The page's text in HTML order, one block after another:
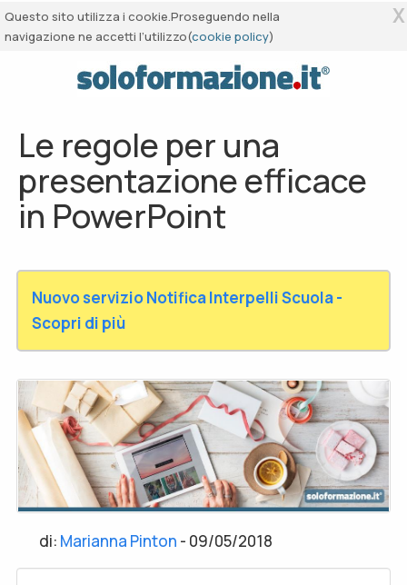
Questo sito utilizza i cookie.Proseguendo nella
navigazione ne accetti l’utilizzo(cookie policy)
X
Le regole per una
presentazione efficace
in PowerPoint
Nuovo servizio Notifica Interpelli Scuola -
Scopri di più
di: Marianna Pinton - 09/05/2018